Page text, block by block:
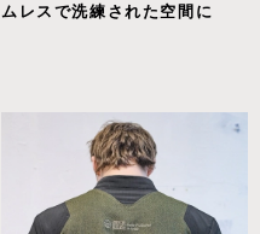
ムレスで洗練された空間に